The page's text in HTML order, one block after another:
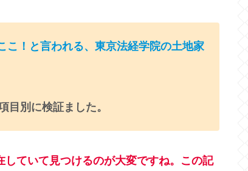
こ！と言われる、東京法経学院の土地家
目別に検証ました。
ていて見つけるのが大変ですね。この記